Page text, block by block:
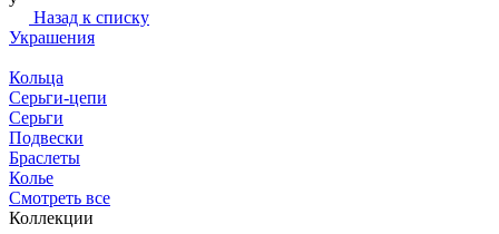
Назад к списку
Украшения
Кольца
Серьги-цепи
Серьги
Подвески
Браслеты
Колье
Смотреть все
Коллекции